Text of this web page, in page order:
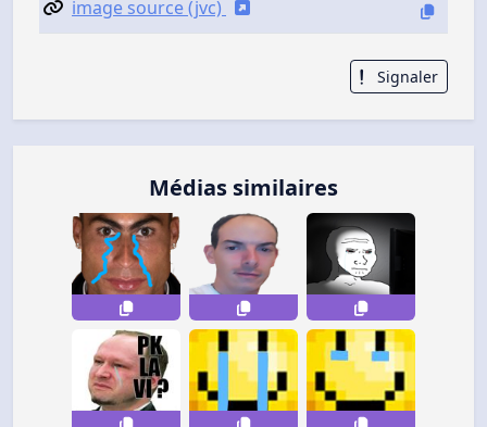
image source (jvc)
Signaler
Médias similaires